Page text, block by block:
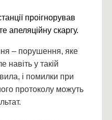
проігнорував
апеляційну скаргу.
– порушення, яке
навіть у такій
і помилки при
протоколу можуть